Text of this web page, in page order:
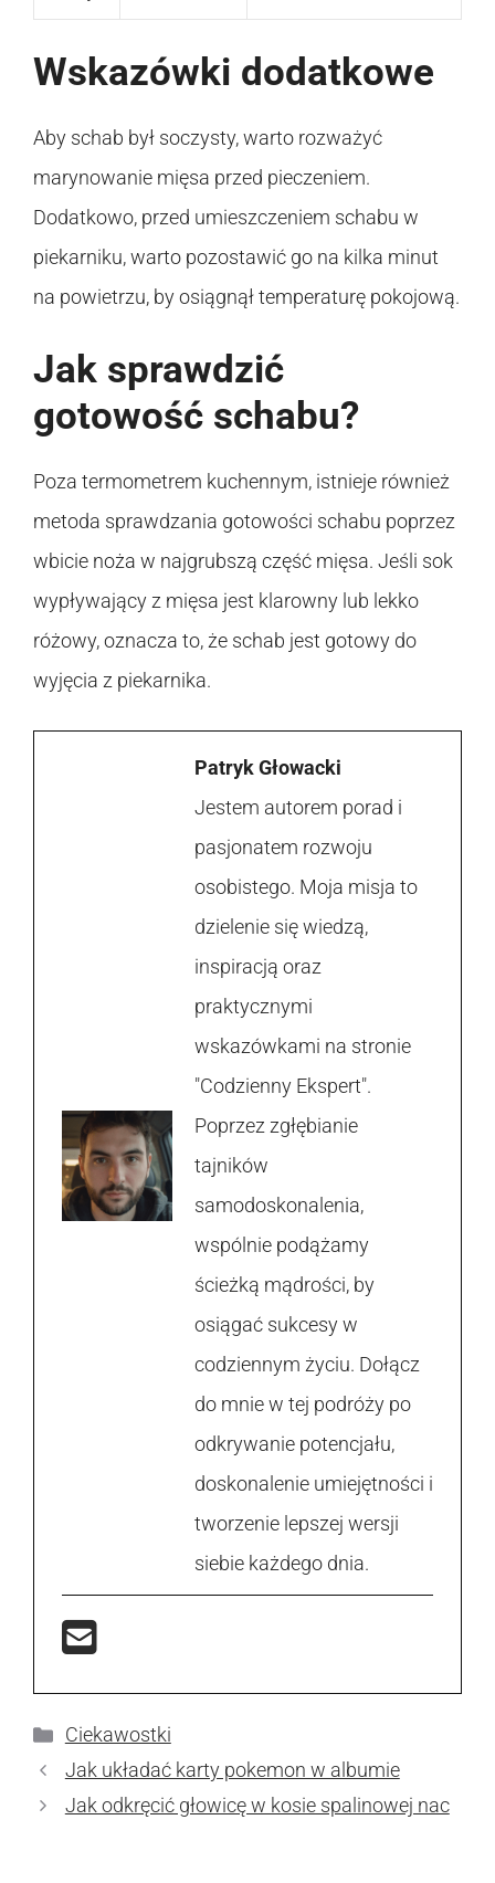
Wskazówki dodatkowe
Aby schab był soczysty, warto rozważyć
marynowanie mięsa przed pieczeniem.
Dodatkowo, przed umieszczeniem schabu w
piekarniku, warto pozostawić go na kilka minut
na powietrzu, by osiągnął temperaturę pokojową.
Jak sprawdzić
gotowość schabu?
Poza termometrem kuchennym, istnieje również
metoda sprawdzania gotowości schabu poprzez
wbicie noża w najgrubszą część mięsa. Jeśli sok
wypływający z mięsa jest klarowny lub lekko
różowy, oznacza to, że schab jest gotowy do
wyjęcia z piekarnika.
Patryk Głowacki
Jestem autorem porad i
pasjonatem rozwoju
osobistego. Moja misja to
dzielenie się wiedzą,
inspiracją oraz
praktycznymi
wskazówkami na stronie
"Codzienny Ekspert".
Poprzez zgłębianie
tajników
samodoskonalenia,
wspólnie podążamy
ścieżką mądrości, by
osiągać sukcesy w
codziennym życiu. Dołącz
do mnie w tej podróży po
odkrywanie potencjału,
doskonalenie umiejętności i
tworzenie lepszej wersji
siebie każdego dnia.
Kategorie
Ciekawostki
Jak układać karty pokemon w albumie
Jak odkręcić głowicę w kosie spalinowej nac